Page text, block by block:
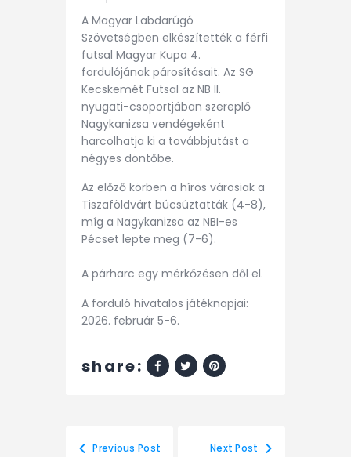
A Magyar Labdarúgó
Szövetségben elkészítették a férfi
futsal Magyar Kupa 4.
fordulójának párosításait. Az SG
Kecskemét Futsal az NB II.
nyugati-csoportjában szereplő
Nagykanizsa vendégeként
harcolhatja ki a továbbjutást a
négyes döntőbe.
Az előző körben a hírös városiak a
Tiszaföldvárt búcsúztatták (4-8),
míg a Nagykanizsa az NBI-es
Pécset lepte meg (7-6).
A párharc egy mérkőzésen dől el.
A forduló hivatalos játéknapjai:
2026. február 5-6.
share:
Previous Post Next Post